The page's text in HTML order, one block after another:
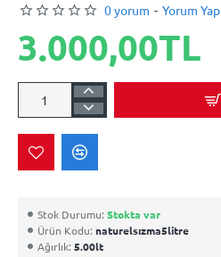
Stok Durumu: Stokta var
Ürün Kodu: naturelsızma5litre
Ağırlık: 5.00lt
0 yorum - Yorum Yap
3.000,00TL